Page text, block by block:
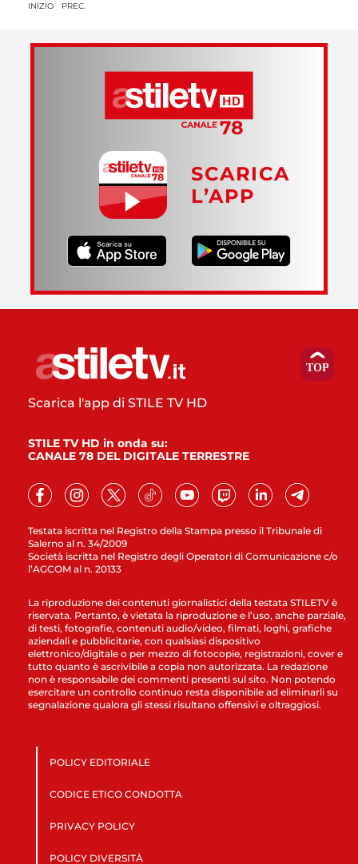
INIZIO PREC.
SCARICA
L’APP
Testata iscritta nel Registro della Stampa presso il Tribunale di
Salerno al n. 34/2009
Società iscritta nel Registro degli Operatori di Comunicazione c/o
l’AGCOM al n. 20133
Scarica l'app di STILE TV HD
STILE TV HD in onda su:
CANALE 78 DEL DIGITALE TERRESTRE
La riproduzione dei contenuti giornalistici della testata STILETV è
riservata. Pertanto, è vietata la riproduzione e l’uso, anche parziale,
di testi, fotografie, contenuti audio/video, filmati, loghi, grafiche
aziendali e pubblicitarie, con qualsiasi dispositivo
elettronico/digitale o per mezzo di fotocopie, registrazioni, cover e
tutto quanto è ascrivibile a copia non autorizzata. La redazione
non è responsabile dei commenti presenti sul sito. Non potendo
esercitare un controllo continuo resta disponibile ad eliminarli su
segnalazione qualora gli stessi risultano offensivi e oltraggiosi.
POLICY EDITORIALE
CODICE ETICO CONDOTTA
PRIVACY POLICY
POLICY DIVERSITÀ